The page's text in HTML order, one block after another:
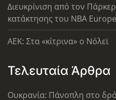
Διευκρίνιση από τον
κατάκτησης του ΝΒΑ
AEK: Στα «κίτρινα» ο Νόλεϊ
Τελευταία Άρθρα
Ουκρανία: Πάνοπλη στο